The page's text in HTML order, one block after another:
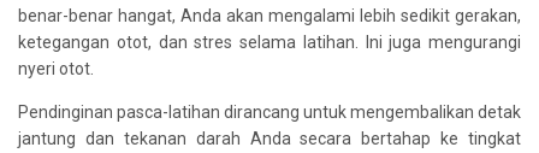
benar-benar hangat, Anda akan mengalami lebih sedikit gerakan,
ketegangan otot, dan stres selama latihan. Ini juga mengurangi
nyeri otot.
Pendinginan pasca-latihan dirancang untuk mengembalikan detak
jantung dan tekanan darah Anda secara bertahap ke tingkat